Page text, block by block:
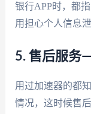
银行APP时，都
用担心个人信息泄
5. 售后服务
用过加速器的都
情况，这时候售